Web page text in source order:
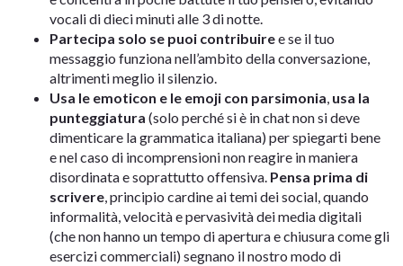
vocali di dieci minuti alle 3 di notte.
Partecipa solo se puoi contribuiree se il tuo
messaggio funziona nell’ambito della conversazione,
altrimenti meglio il silenzio.
Usa le emoticon e le emoji con parsimonia, usa la
punteggiatura (solo perché si è in chat non si deve
dimenticare la grammatica italiana) per spiegarti bene
e nel caso di incomprensioni non reagire in maniera
disordinata e soprattutto offensiva. Pensa prima di
scrivere, principio cardine ai temi dei social, quando
informalità, velocità e pervasività dei media digitali
(che non hanno un tempo di apertura e chiusura come gli
esercizi commerciali) segnano il nostro modo di